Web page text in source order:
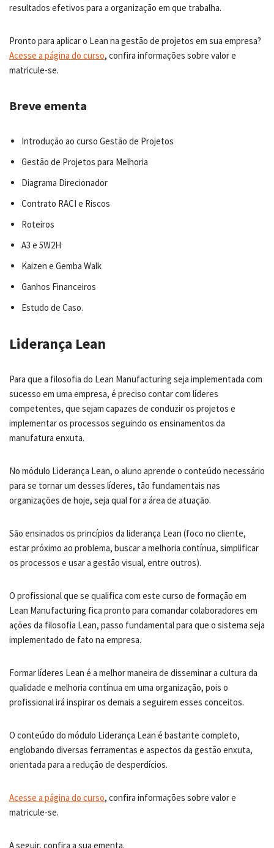
resultados efetivos para a organização em que trabalha.
Pronto para aplicar o Lean na gestão de projetos em sua empresa?
Acesse a página do curso, confira informações sobre valor e
matricule-se.
Breve ementa
Introdução ao curso Gestão de Projetos
Gestão de Projetos para Melhoria
Diagrama Direcionador
Contrato RACI e Riscos
Roteiros
A3 e 5W2H
Kaizen e Gemba Walk
Ganhos Financeiros
Estudo de Caso.
Liderança Lean
Para que a filosofia do Lean Manufacturing seja implementada com
sucesso em uma empresa, é preciso contar com líderes
competentes, que sejam capazes de conduzir os projetos e
implementar os processos seguindo os ensinamentos da
manufatura enxuta.
No módulo Liderança Lean, o aluno aprende o conteúdo necessário
para se tornar um desses líderes, tão fundamentais nas
organizações de hoje, seja qual for a área de atuação.
São ensinados os princípios da liderança Lean (foco no cliente,
estar próximo ao problema, buscar a melhoria contínua, simplificar
os processos e usar a gestão visual, entre outros).
O profissional que se qualifica com este curso de formação em
Lean Manufacturing fica pronto para comandar colaboradores em
ações da filosofia Lean, passo fundamental para que o sistema seja
implementado de fato na empresa.
Formar líderes Lean é a melhor maneira de disseminar a cultura da
qualidade e melhoria contínua em uma organização, pois o
profissional irá inspirar os demais a seguirem esses conceitos.
O conteúdo do módulo Liderança Lean é bastante completo,
englobando diversas ferramentas e aspectos da gestão enxuta,
orientada para a redução de desperdícios.
Acesse a página do curso, confira informações sobre valor e
matricule-se.
A seguir, confira a sua ementa.